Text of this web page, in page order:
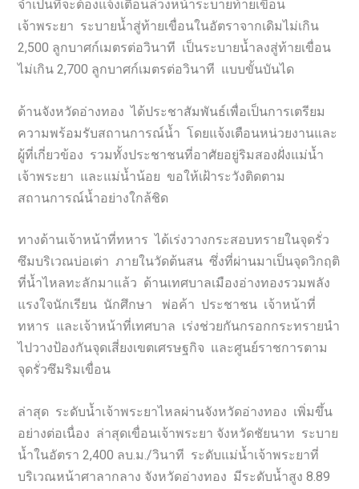
จำเป็นที่จะต้องแจ้งเตือนล่วงหน้าระบายท้ายเขื่อน
เจ้าพระยา ระบายน้ำสู่ท้ายเขื่อนในอัตราจากเดิมไม่เกิน
2,500 ลูกบาศก์เมตรต่อวินาที เป็นระบายน้ำลงสู่ท้ายเขื่อน
ไม่เกิน 2,700 ลูกบาศก์เมตรต่อวินาที แบบขั้นบันได
ด้านจังหวัดอ่างทอง ได้ประชาสัมพันธ์เพื่อเป็นการเตรียม
ความพร้อมรับสถานการณ์น้ำ โดยแจ้งเตือนหน่วยงานและ
ผู้ที่เกี่ยวข้อง รวมทั้งประชาชนที่อาศัยอยู่ริมสองฝั่งแม่น้ำ
เจ้าพระยา และแม่น้ำน้อย ขอให้เฝ้าระวังติดตาม
สถานการณ์น้ำอย่างใกล้ชิด
ทางด้านเจ้าหน้าที่ทหาร ได้เร่งวางกระสอบทรายในจุดรั่ว
ซึมบริเวณบ่อเต่า ภายในวัดต้นสน ซึ่งที่ผ่านมาเป็นจุดวิกฤติ
ที่น้ำไหลทะลักมาแล้ว ด้านเทศบาลเมืองอ่างทองรวมพลัง
แรงใจนักเรียน นักศึกษา พ่อค้า ประชาชน เจ้าหน้าที่
ทหาร และเจ้าหน้าที่เทศบาล เร่งช่วยกันกรอกกระทรายนำ
ไปวางป้องกันจุดเสี่ยงเขตเศรษฐกิจ และศูนย์ราชการตาม
จุดรั่วซึมริมเขื่อน
ล่าสุด ระดับน้ำเจ้าพระยาไหลผ่านจังหวัดอ่างทอง เพิ่มขึ้น
อย่างต่อเนื่อง ล่าสุดเขื่อนเจ้าพระยา จังหวัดชัยนาท ระบาย
น้ำในอัตรา 2,400 ลบ.ม./วินาที ระดับแม่น้ำเจ้าพระยาที่
บริเวณหน้าศาลากลาง จังหวัดอ่างทอง มีระดับน้ำสูง 8.89